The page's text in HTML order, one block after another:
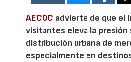
AECOC advierte de que el
visitantes eleva la presión
distribución urbana de
especialmente en